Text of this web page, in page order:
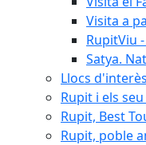
Visita a
RupitViu
Satya.
Llocs d'interès
Rupit i els
Rupit, Best
Rupit, poble